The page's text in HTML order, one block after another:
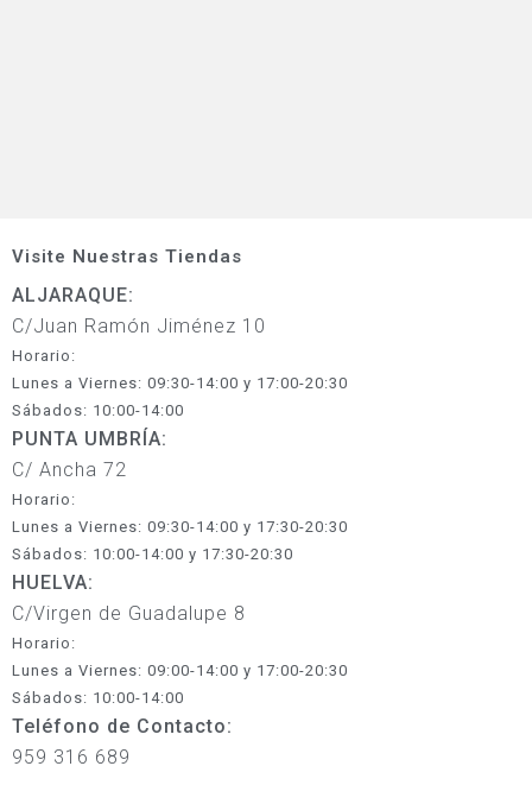
Visite Nuestras Tiendas
ALJARAQUE:
C/Juan Ramón Jiménez 10
Horario:
Lunes a Viernes: 09:30-14:00 y 17:00-20:30
Sábados: 10:00-14:00
PUNTA UMBRÍA:
C/ Ancha 72
Horario:
Lunes a Viernes: 09:30-14:00 y 17:30-20:30
Sábados: 10:00-14:00 y 17:30-20:30
HUELVA:
C/Virgen de Guadalupe 8
Horario:
Lunes a Viernes: 09:00-14:00 y 17:00-20:30
Sábados: 10:00-14:00
Teléfono de Contacto:
959 316 689